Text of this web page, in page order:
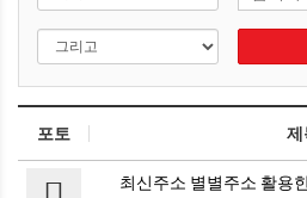
포토 제
최신주소 별별주소 활용